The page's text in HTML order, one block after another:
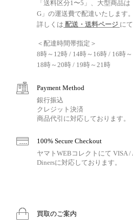
「送料区分1〜5」、大型商品
G」の運送費で配達いたします。
詳しくは 配送・送料ページ に
＜配達時間帯指定＞
8時～12時 / 14時～16時 / 16時
18時～20時 / 19時～21時
Payment Method
銀行振込
クレジット決済
商品代引に対応しております。
100% Secure Checkout
ヤマトWEBコレクトにて VISA /
Dinersに対応しております。
買取のご案内